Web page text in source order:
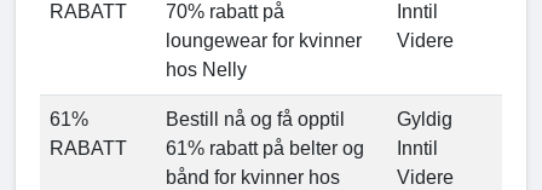
RABATT
70% rabatt på
loungewear for kvinner
hos Nelly
Inntil
Videre
61%
RABATT
Bestill nå og få opptil
61% rabatt på belter og
bånd for kvinner hos
Gyldig
Inntil
Videre